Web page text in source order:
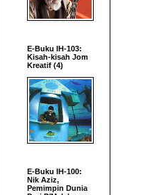
E-Buku IH-103:
Kisah-kisah Jom
Kreatif (4)
E-Buku IH-100:
Nik Aziz,
Pemimpin Dunia